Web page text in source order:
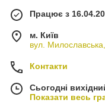
Працює з
м. Київ
вул.
Контакти
Сьогодні
Показати весь